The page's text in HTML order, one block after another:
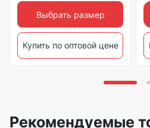
Выбрать размер
Купить по оптовой цене
Рекомендуемые